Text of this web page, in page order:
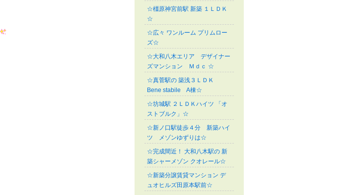
☆橿原神宮前駅 新築 １ＬＤＫ
☆
☆広々 ワンルーム プリムロー
ズ☆
☆大和八木エリア デザイナー
ズマンション Ｍｄｃ ☆
☆真菅駅の 築浅３ＬＤＫ
Bene stabile A棟☆
☆坊城駅 ２ＬＤＫハイツ 「オ
ストブルク」☆
☆新ノ口駅徒歩４分 新築ハイ
ツ メゾンゆずりは☆
☆完成間近！ 大和八木駅の 新
築シャーメゾン クオレール☆
☆新築分譲賃貸マンション デ
ュオヒルズ田原本駅前☆